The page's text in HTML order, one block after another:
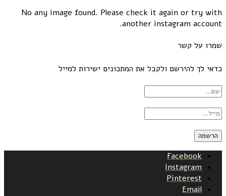
No any image found. Please check it again or try with
another instagram account.
שמרו על קשר
כדאי לך להירשם ולקבל את המתכונים ישירות למייל
Facebook
Instagram
Pinterest
Email